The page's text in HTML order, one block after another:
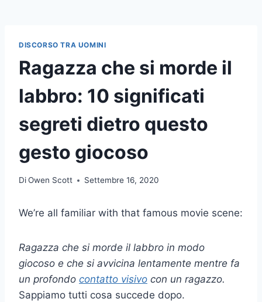
DISCORSO TRA UOMINI
Ragazza che si morde il
labbro: 10 significati
segreti dietro questo
gesto giocoso
DiOwen Scott Settembre 16, 2020
We’re all familiar with that famous movie scene:
Ragazza che si morde il labbro in modo
giocoso e che si avvicina lentamente mentre fa
un profondo contatto visivo con un ragazzo.
Sappiamo tutti cosa succede dopo.